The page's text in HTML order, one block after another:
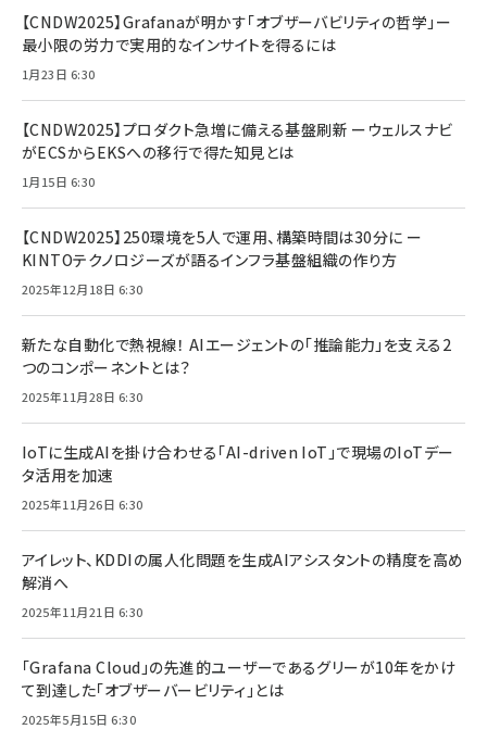
【CNDW2025】Grafanaが明かす「オブザーバビリティの哲学」ー
最小限の労力で実用的なインサイトを得るには
1月23日 6:30
【CNDW2025】プロダクト急増に備える基盤刷新 ーウェルスナビ
がECSからEKSへの移行で得た知見とは
1月15日 6:30
【CNDW2025】250環境を5人で運用、構築時間は30分に ー
KINTOテクノロジーズが語るインフラ基盤組織の作り方
2025年12月18日 6:30
新たな自動化で熱視線！ AIエージェントの「推論能力」を支える2
つのコンポーネントとは？
2025年11月28日 6:30
IoTに生成AIを掛け合わせる「AI-driven IoT」で現場のIoTデー
タ活用を加速
2025年11月26日 6:30
アイレット、KDDIの属人化問題を生成AIアシスタントの精度を高め
解消へ
2025年11月21日 6:30
「Grafana Cloud」の先進的ユーザーであるグリーが10年をかけ
て到達した「オブザーバービリティ」とは
2025年5月15日 6:30